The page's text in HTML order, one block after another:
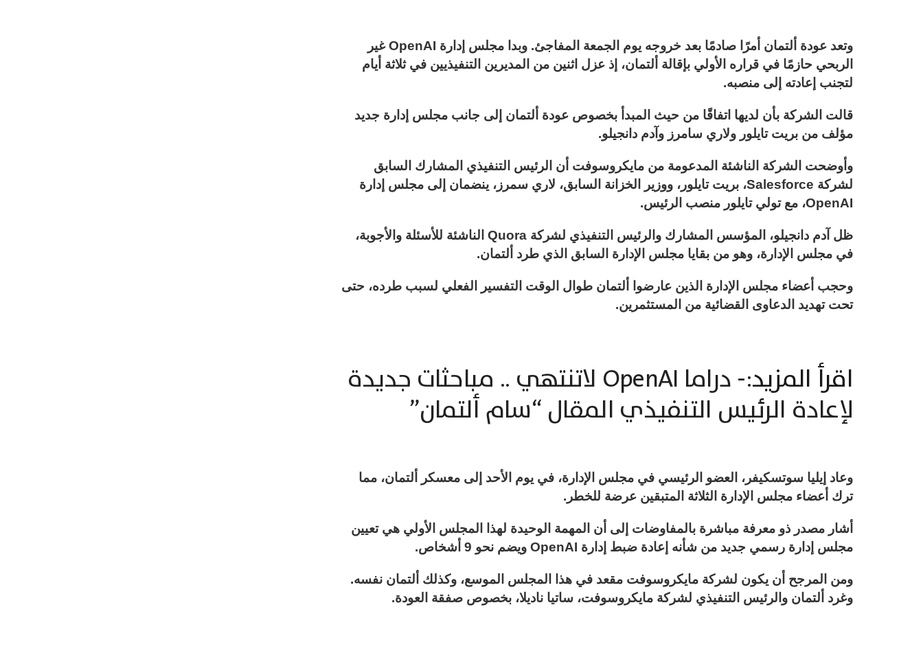
وتعد عودة ألتمان أمرًا صادمًا بعد خروجه يوم الجمعة المفاجئ. وبدا مجلس إدارة OpenAI غير
الربحي حازمًا في قراره الأولي بإقالة ألتمان، إذ عزل اثنين من المديرين التنفيذيين في ثلاثة أيام
لتجنب إعادته إلى منصبه.
قالت الشركة بأن لديها اتفاقًا من حيث المبدأ بخصوص عودة ألتمان إلى جانب مجلس إدارة جديد
مؤلف من بريت تايلور ولاري سامرز وآدم دانجيلو.
وأوضحت الشركة الناشئة المدعومة من مايكروسوفت أن الرئيس التنفيذي المشارك السابق
لشركة Salesforce، بريت تايلور، ووزير الخزانة السابق، لاري سمرز، ينضمان إلى مجلس إدارة
OpenAI، مع تولي تايلور منصب الرئيس.
ظل آدم دانجيلو، المؤسس المشارك والرئيس التنفيذي لشركة Quora الناشئة للأسئلة والأجوبة،
في مجلس الإدارة، وهو من بقايا مجلس الإدارة السابق الذي طرد ألتمان.
وحجب أعضاء مجلس الإدارة الذين عارضوا ألتمان طوال الوقت التفسير الفعلي لسبب طرده، حتى
تحت تهديد الدعاوى القضائية من المستثمرين.
اقرأ المزيد:- دراما OpenAI لاتنتهي .. مباحثات جديدة
لإعادة الرئيس التنفيذي المقال “سام ألتمان”
وعاد إيليا سوتسكيفر، العضو الرئيسي في مجلس الإدارة، في يوم الأحد إلى معسكر ألتمان، مما
ترك أعضاء مجلس الإدارة الثلاثة المتبقين عرضة للخطر.
أشار مصدر ذو معرفة مباشرة بالمفاوضات إلى أن المهمة الوحيدة لهذا المجلس الأولي هي تعيين
مجلس إدارة رسمي جديد من شأنه إعادة ضبط إدارة OpenAI ويضم نحو 9 أشخاص.
ومن المرجح أن يكون لشركة مايكروسوفت مقعد في هذا المجلس الموسع، وكذلك ألتمان نفسه.
وغرد ألتمان والرئيس التنفيذي لشركة مايكروسوفت، ساتيا ناديلا، بخصوص صفقة العودة.